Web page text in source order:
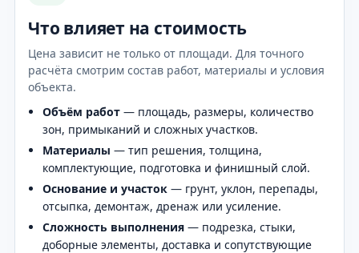
Что влияет на стоимость
Цена зависит не только от площади. Для точного
расчёта смотрим состав работ, материалы и условия
объекта.
Объём работ — площадь, размеры, количество
зон, примыканий и сложных участков.
Материалы — тип решения, толщина,
комплектующие, подготовка и финишный слой.
Основание и участок — грунт, уклон, перепады,
отсыпка, демонтаж, дренаж или усиление.
Сложность выполнения — подрезка, стыки,
доборные элементы, доставка и сопутствующие